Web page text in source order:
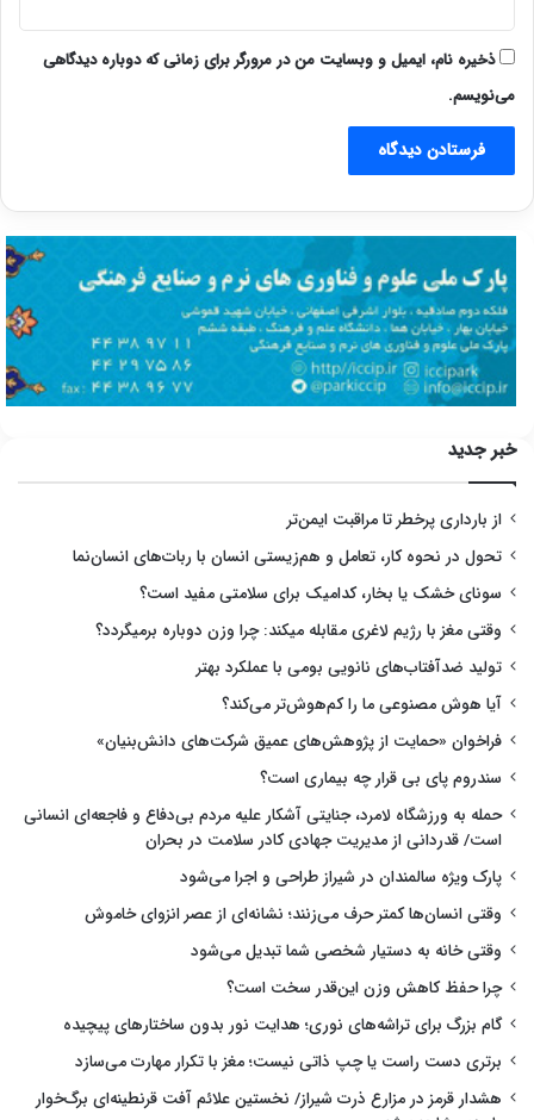
ذخیره نام، ایمیل و وبسایت من در مرورگر برای زمانی که دوباره دیدگاهی
می‌نویسم.
خبر جدید
از بارداری پرخطر تا مراقبت ایمن‌تر
تحول در نحوه کار، تعامل و هم‌زیستی انسان با ربات‌های انسان‌نما
سونای خشک یا بخار، کدامیک برای سلامتی مفید است؟
وقتی مغز با رژیم لاغری مقابله میکند: چرا وزن دوباره برمیگردد؟
تولید ضدآفتاب‌های نانویی بومی با عملکرد بهتر
آیا هوش مصنوعی ما را کم‌هوش‌تر می‌کند؟
فراخوان «حمایت از پژوهش‌های عمیق شرکت‌های دانش‌بنیان»
سندروم پای بی قرار چه بیماری است؟
حمله به ورزشگاه لامرد، جنایتی آشکار علیه مردم بی‌دفاع و فاجعه‌ای انسانی
است/ قدردانی از مدیریت جهادی کادر سلامت در بحران
پارک ویژه سالمندان در شیراز طراحی و اجرا می‌شود
وقتی انسان‌ها کمتر حرف می‌زنند؛ نشانه‌ای از عصر انزوای خاموش
وقتی خانه به دستیار شخصی شما تبدیل می‌شود
چرا حفظ کاهش وزن این‌قدر سخت است؟
گام بزرگ برای تراشه‌های نوری؛ هدایت نور بدون ساختارهای پیچیده
برتری دست راست یا چپ ذاتی نیست؛ مغز با تکرار مهارت می‌سازد
هشدار قرمز در مزارع ذرت شیراز/ نخستین علائم آفت قرنطینه‌ای برگ‌خوار